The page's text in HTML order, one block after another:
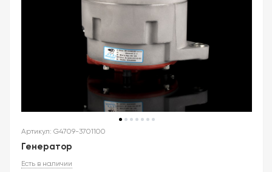
Артикул: G4709-3701100
Генератор
Есть в наличии